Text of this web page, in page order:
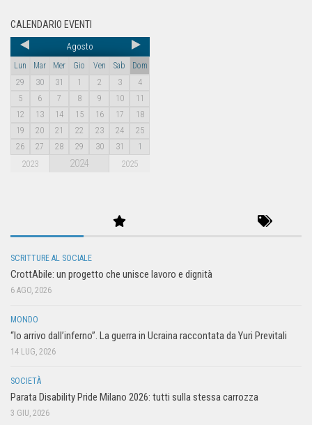
CALENDARIO EVENTI
Agosto
Lun Mar Mer Gio Ven Sab
Dom
29
30 31 1 2 3
4
5
6 7 8 9 10
11
12
13 14 15 16 17
18
19
20 21 22 23 24
25
26
27 28 29 30 31 1
2023 2024 2025
SCRITTURE AL SOCIALE
CrottAbile: un progetto che unisce lavoro e dignità
6 AGO, 2026
MONDO
“Io arrivo dall’inferno”. La guerra in Ucraina raccontata da Yuri Previtali
14 LUG, 2026
SOCIETÀ
Parata Disability Pride Milano 2026: tutti sulla stessa carrozza
3 GIU, 2026